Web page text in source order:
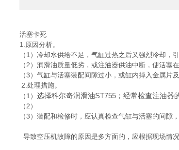
活塞卡死
1.原因分析。
（1）冷却水供给不足，气缸过热之后又强烈冷却，
（2）润滑油质量低劣，或注油器供油中断，使活塞
（3）气缸与活塞装配间隙过小，或缸内掉入金属片
2.处理措施。
（1）选择科尔奇润滑油ST755；经常检查注油器
（2）
（3）装配和检修时，应认真检查气缸与活塞的间隙
导致空压机故障的原因是多方面的，应根据现场情